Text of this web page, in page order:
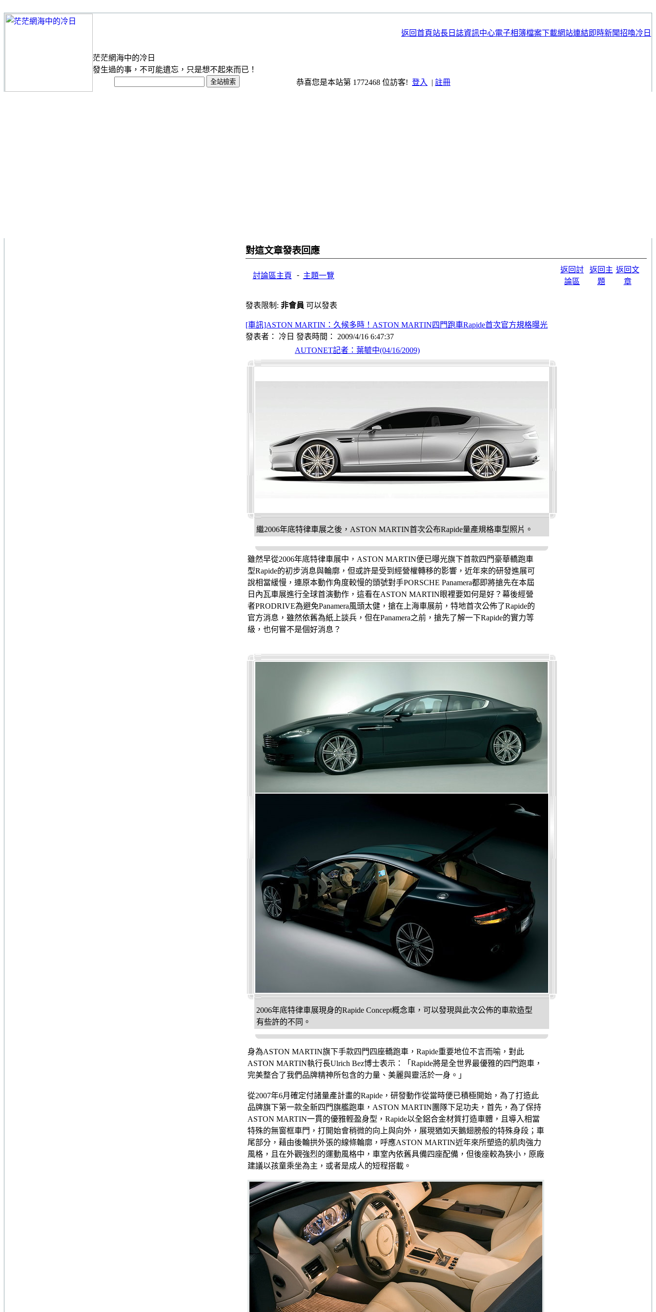
返回首頁站長日誌資訊中心電子相簿檔案下載網站連結即時新聞招喚冷日
茫茫網海中的冷日
發生過的事，不可能遺忘，只是想不起來而已！
恭喜您是本站第 1772468 位訪客! 登入 | 註冊
對這文章發表回應
討論區主頁 - 主題一覽
返回討
論區
返回主
題
返回文
章
發表限制: 非會員 可以發表
[車訊]ASTON MARTIN：久候多時！ASTON MARTIN四門跑車Rapide首次官方規格曝光
發表者： 冷日 發表時間： 2009/4/16 6:47:37
AUTONET記者：葉毓中(04/16/2009)
繼2006年底特律車展之後，ASTON MARTIN首次公布Rapide量產規格車型照片。
雖然早從2006年底特律車展中，ASTON MARTIN便已曝光旗下首款四門豪華轎跑車
型Rapide的初步消息與輪廓，但或許是受到經營權轉移的影響，近年來的研發進展可
說相當緩慢，連原本動作角度較慢的頭號對手PORSCHE Panamera都即將搶先在本屆
日內瓦車展進行全球首演動作，這看在ASTON MARTIN眼裡要如何是好？幕後經營
者PRODRIVE為避免Panamera風頭太健，搶在上海車展前，特地首次公佈了Rapide的
官方消息，雖然依舊為紙上談兵，但在Panamera之前，搶先了解一下Rapide的實力等
級，也何嘗不是個好消息？
2006年底特律車展現身的Rapide Concept概念車，可以發現與此次公佈的車款造型
有些許的不同。
身為ASTON MARTIN旗下手款四門四座轎跑車，Rapide重要地位不言而喻，對此
ASTON MARTIN執行長Ulrich Bez博士表示：「Rapide將是全世界最優雅的四門跑車，
完美整合了我們品牌精神所包含的力量、美麗與靈活於一身。」
從2007年6月確定付諸量產計畫的Rapide，研發動作從當時便已積極開始，為了打造此
品牌旗下第一款全新四門旗艦跑車，ASTON MARTIN團隊下足功夫，首先，為了保持
ASTON MARTIN一貫的優雅輕盈身型，Rapide以全鋁合金材質打造車體，且導入相當
特殊的無窗框車門，打開始會稍微的向上與向外，展現猶如天鵝翅膀般的特殊身段；車
尾部分，藉由後輪拱外張的線條輪廓，呼應ASTON MARTIN近年來所塑造的肌肉強力
風格，且在外觀強烈的運動風格中，車室內依舊具備四座配備，但後座較為狹小，原廠
建議以孩童乘坐為主，或者是成人的短程搭載。